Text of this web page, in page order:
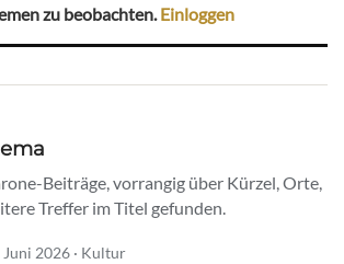
zu beobachten.Einloggen
Beiträge, vorrangig über Kürzel, Orte,
Treffer im Titel gefunden.
Juni 2026 · Kultur